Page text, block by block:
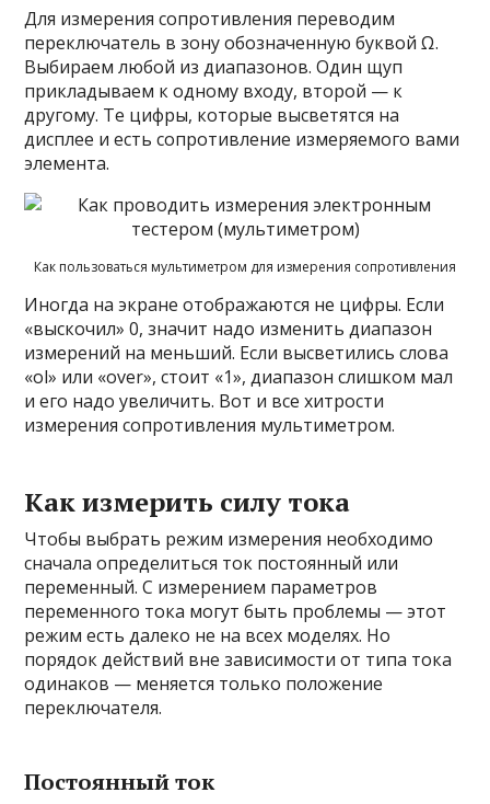
Для измерения сопротивления переводим
переключатель в зону обозначенную буквой Ω.
Выбираем любой из диапазонов. Один щуп
прикладываем к одному входу, второй — к
другому. Те цифры, которые высветятся на
дисплее и есть сопротивление измеряемого вами
элемента.
Как пользоваться мультиметром для измерения сопротивления
Иногда на экране отображаются не цифры. Если
«выскочил» 0, значит надо изменить диапазон
измерений на меньший. Если высветились слова
«ol» или «over», стоит «1», диапазон слишком мал
и его надо увеличить. Вот и все хитрости
измерения сопротивления мультиметром.
Как измерить силу тока
Чтобы выбрать режим измерения необходимо
сначала определиться ток постоянный или
переменный. С измерением параметров
переменного тока могут быть проблемы — этот
режим есть далеко не на всех моделях. Но
порядок действий вне зависимости от типа тока
одинаков — меняется только положение
переключателя.
Постоянный ток